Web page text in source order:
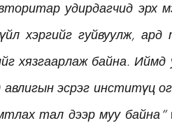
удирдагчид эрх
хэргийг гуйвуулж,
хязгаарлаж байна.
авлигын эсрэг инститүц
тал дээр муу байна”